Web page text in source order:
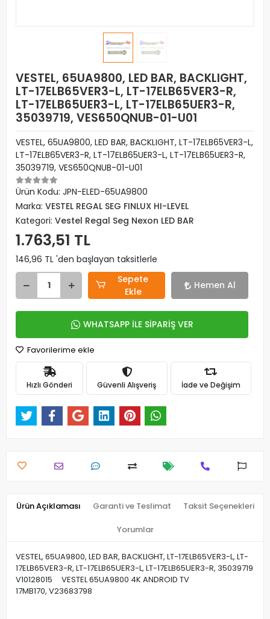
VESTEL, 65UA9800, LED BAR, BACKLIGHT,
LT-17ELB65VER3-L, LT-17ELB65VER3-R,
LT-17ELB65UER3-L, LT-17ELB65UER3-R,
35039719, VES650QNUB-01-U01
VESTEL, 65UA9800, LED BAR, BACKLIGHT, LT-17ELB65VER3-L,
LT-17ELB65VER3-R, LT-17ELB65UER3-L, LT-17ELB65UER3-R,
35039719, VES650QNUB-01-U01
Ürün Kodu: JPN-ELED-65UA9800
Marka: VESTEL REGAL SEG FINLUX HI-LEVEL
Kategori: Vestel Regal Seg Nexon LED BAR
1.763,51 TL
146,96 TL 'den başlayan taksitlerle
Sepete
Ekle
Hemen Al
WHATSAPP İLE SİPARİŞ VER
Favorilerime ekle
Hızlı Gönderi Güvenli Alışveriş İade ve Değişim
Ürün Açıklaması Garanti ve Teslimat Taksit Seçenekleri
Yorumlar
VESTEL, 65UA9800, LED BAR, BACKLIGHT, LT-17ELB65VER3-L, LT-
17ELB65VER3-R, LT-17ELB65UER3-L, LT-17ELB65UER3-R, 35039719
V10128015 VESTEL 65UA9800 4K ANDROID TV
17MB170, V23683798